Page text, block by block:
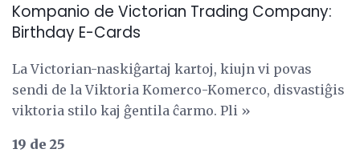
Kompanio de Victorian Trading Company:
Birthday E-Cards
La Victorian-naskiĝartaj kartoj, kiujn vi povas
sendi de la Viktoria Komerco-Komerco, disvastiĝis
viktoria stilo kaj ĝentila ĉarmo. Pli »
19 de 25